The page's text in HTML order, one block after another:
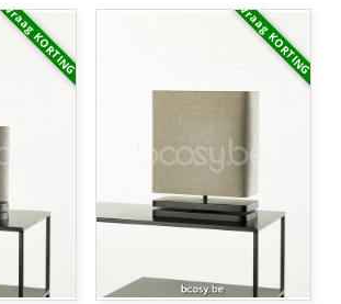
Vraag KORTING Vraag KORTING